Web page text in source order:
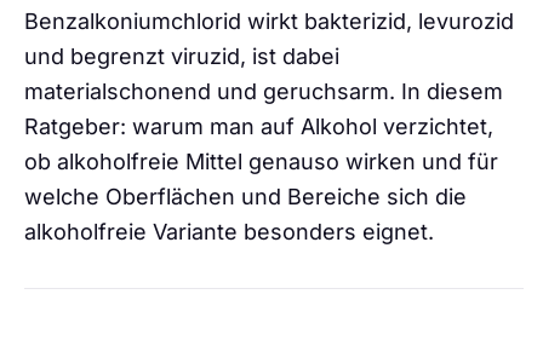
Benzalkoniumchlorid wirkt bakterizid, levurozid
und begrenzt viruzid, ist dabei
materialschonend und geruchsarm. In diesem
Ratgeber: warum man auf Alkohol verzichtet,
ob alkoholfreie Mittel genauso wirken und für
welche Oberflächen und Bereiche sich die
alkoholfreie Variante besonders eignet.